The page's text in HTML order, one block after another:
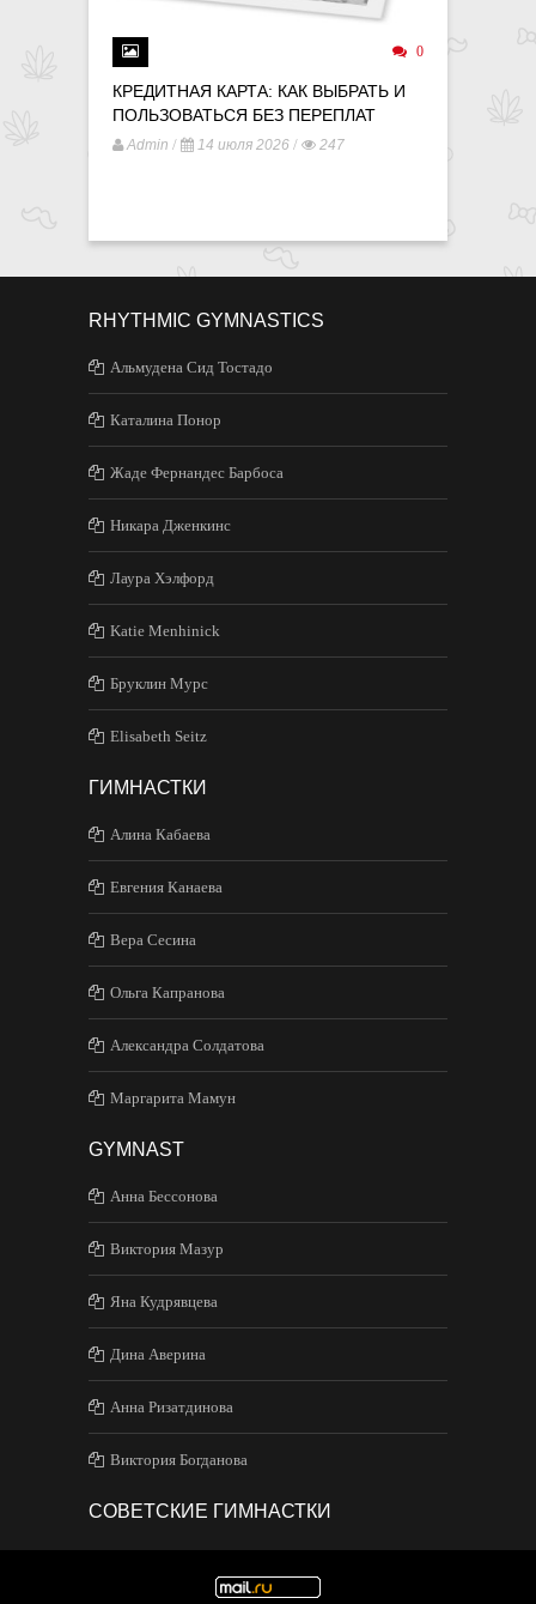
0
КРЕДИТНАЯ КАРТА: КАК ВЫБРАТЬ И
ПОЛЬЗОВАТЬСЯ БЕЗ ПЕРЕПЛАТ
Admin / 14 июля 2026 / 247
RHYTHMIC GYMNASTICS
Альмудена Сид Тостадо
Каталина Понор
Жаде Фернандес Барбоса
Никара Дженкинс
Лаура Хэлфорд
Katie Menhinick
Бруклин Мурс
Elisabeth Seitz
ГИМНАСТКИ
Алина Кабаева
Евгения Канаева
Вера Сесина
Ольга Капранова
Александра Солдатова
Маргарита Мамун
GYMNAST
Анна Бессонова
Виктория Мазур
Яна Кудрявцева
Дина Аверина
Анна Ризатдинова
Виктория Богданова
СОВЕТСКИЕ ГИМНАСТКИ